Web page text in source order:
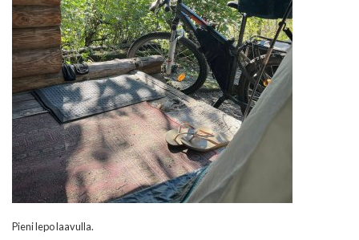
Pieni lepo laavulla.